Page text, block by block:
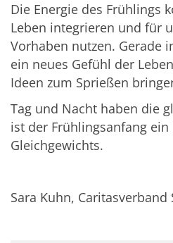
Die Energie des Frühlings
Leben integrieren und für
Vorhaben nutzen. Gerade
ein neues Gefühl der
Ideen zum Sprießen
Tag und Nacht haben die
ist der Frühlingsanfang ein
Gleichgewichts.
Sara Kuhn, Caritasverband